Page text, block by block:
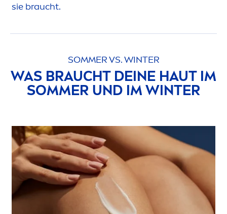
sie braucht.
SOMMER VS. WINTER
WAS BRAUCHT DEINE HAUT IM
SOMMER UND IM WINTER